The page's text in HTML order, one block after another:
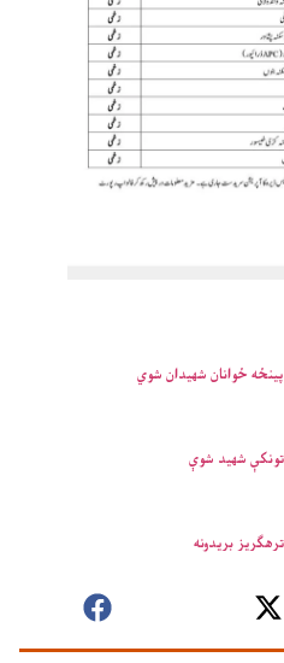
ځوانان شهیدان شوي
شهید شوې
بریدونه